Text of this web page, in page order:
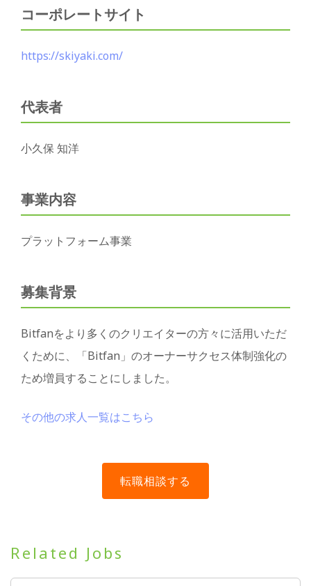
コーポレートサイト
https://skiyaki.com/
代表者
小久保 知洋
事業内容
プラットフォーム事業
募集背景
Bitfanをより多くのクリエイターの方々に活用いただ
くために、「Bitfan」のオーナーサクセス体制強化の
ため増員することにしました。
その他の求人一覧はこちら
Related Jobs